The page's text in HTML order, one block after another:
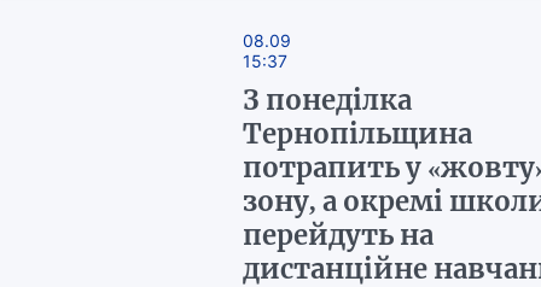
08.09
15:37
З понеділка
Тернопільщина
потрапить у
зону, а окремі
перейдуть на
дистанційне